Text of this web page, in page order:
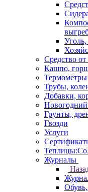
Средство
Кашпо,
Термометры
Трубы,
Добавки,
Новогодний
Грунты,
Гвозди
Услуги
Журналы